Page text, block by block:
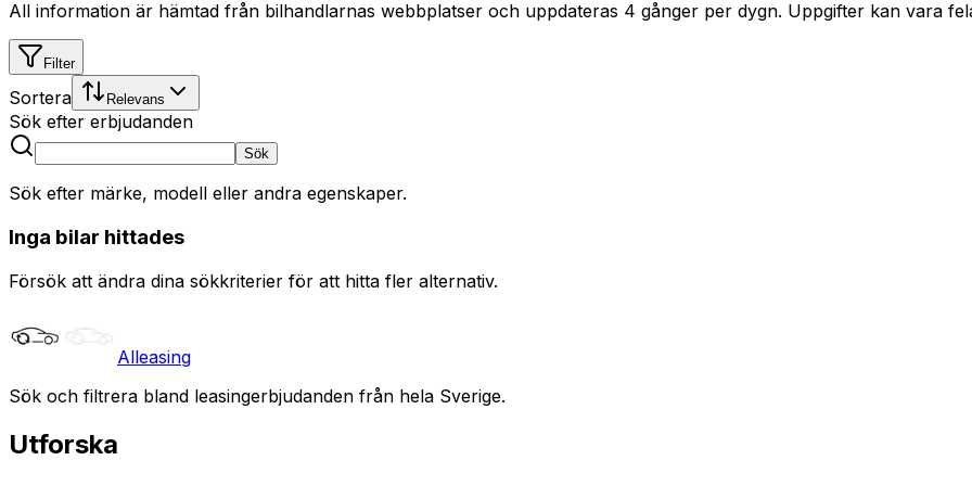
All information är hämtad från bilhandlarnas webbplatser och uppdateras 4 gånger per dygn. Uppgifter kan vara
Filter
Sortera Relevans
Sök efter erbjudanden
Sök
Sök efter märke, modell eller andra egenskaper.
Inga bilar hittades
Försök att ändra dina sökkriterier för att hitta fler alternativ.
Alleasing
Sök och filtrera bland leasingerbjudanden från hela Sverige.
Utforska